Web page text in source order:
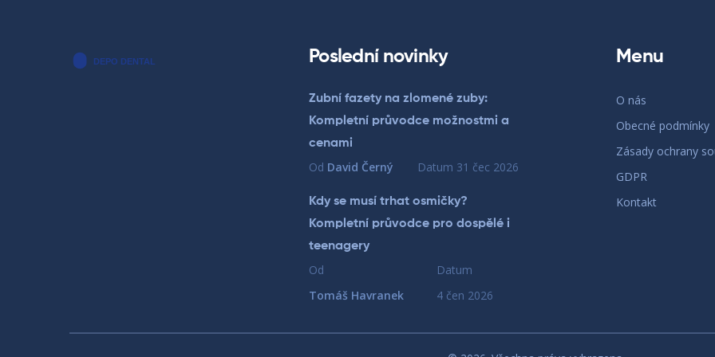
Poslední novinky
Zubní fazety na zlomené zuby:
Kompletní průvodce možnostmi a
cenami
Od David Černý Datum 31 čec 2026
Kdy se musí trhat osmičky?
Kompletní průvodce pro dospělé i
teenagery
Od
Tomáš Havranek
Datum
4 čen 2026
Menu
O nás
Obecné podmínky
Zásady ochrany
GDPR
Kontakt